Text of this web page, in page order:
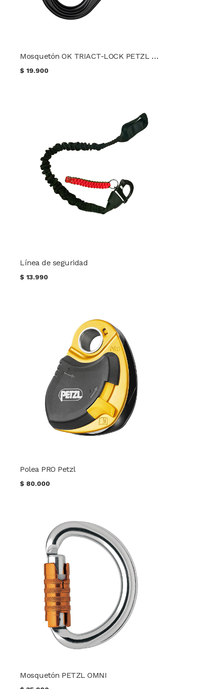
Mosquetón OK TRIACT-LOCK PETZL Linea táctica
$19.900
Línea de seguridad
$13.990
Polea PRO Petzl
$ 80.000
Mosquetón PETZL OMNI